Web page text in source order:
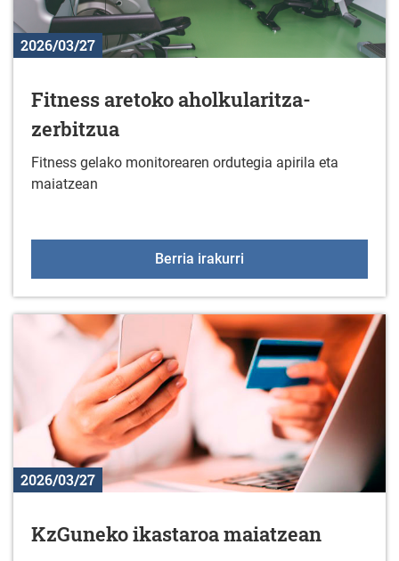
2026/03/27
Fitness aretoko aholkularitza-
zerbitzua
Fitness gelako monitorearen ordutegia apirila eta
maiatzean
Berria irakurri
2026/03/27
KzGuneko ikastaroa maiatzean